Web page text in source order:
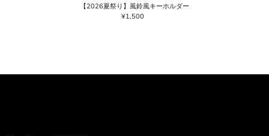
【2026夏祭り】風鈴風キーホルダー
通
¥1,500